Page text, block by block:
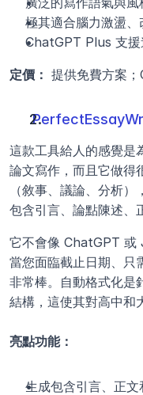
極其適合腦力激盪
ChatGPT Plus 支援
定價： 提供免費方案
這款工具給人的感覺
論文寫作，而且它做得
（敘事、議論、分析
包含引言、論點陳述、
它不會像 ChatGPT 或
當您面臨截止日期、只
非常棒。自動格式化是
結構，這使其對高中和
亮點功能：
生成包含引言、正